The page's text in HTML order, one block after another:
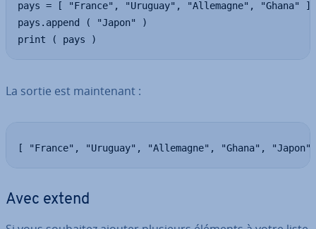
pays = [ "France", "Uruguay", "Allemagne", "Ghana" ]
pays.append ( "Japon" )
print ( pays )
La sortie est main­te­nant :
[ "France", "Uruguay", "Allemagne", "Ghana",
Avec extend